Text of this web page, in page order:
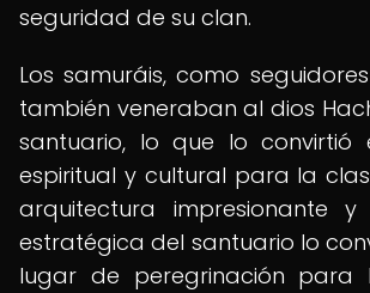
seguridad de su clan.
Los samuráis, como
también veneraban al dios
santuario, lo que lo convirtió
espiritual y cultural para la
arquitectura impresionante
estratégica del santuario lo
lugar de peregrinación para